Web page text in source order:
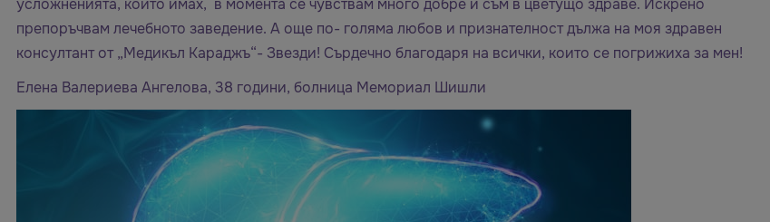
препоръчвам лечебното заведение. А още по- голяма любов и признателност дължа на моя здравен
консултант от „Медикъл Караджъ“- Звезди! Сърдечно благодаря на всички, които се погрижиха за мен!
Елена Валериева Ангелова, 38 години, болница Мемориал Шишли